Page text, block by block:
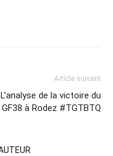
Article suivant
L’analyse de la victoire du
GF38 à Rodez #TGTBTQ